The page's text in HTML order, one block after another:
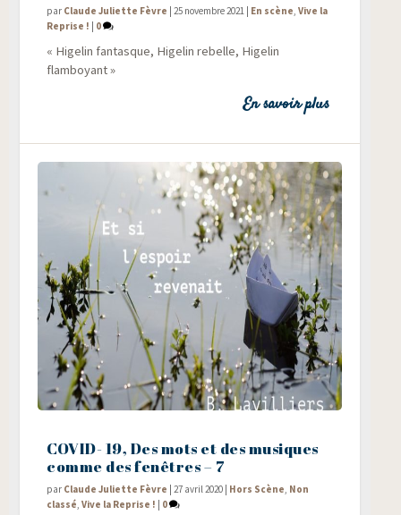
par Claude Juliette Fèvre |25 novembre 2021 En scène,Vive la
Reprise !
0
« Hige­lin fan­tasque, Hige­lin rebelle, Hige­lin
flamboyant »
En savoir plus
COVID- 19, Des mots et des musiques
comme des fenêtres – 7
par Claude Juliette Fèvre |27 avril 2020 Hors Scène, Non
classé,Vive la Reprise ! 0